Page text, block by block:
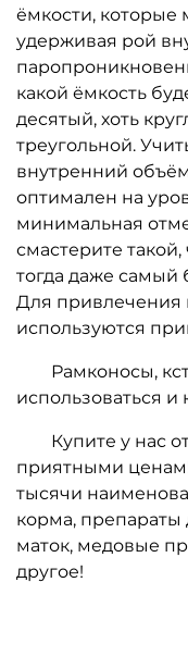
ёмкости, которые
удерживая рой
какой ёмкость
десятый, хоть
треугольной.
внутренний
оптимален на
минимальная
смастерите
тогда даже самый
Для привлечения
используются
Рамконосы,
использоваться и
Купите у нас
приятными
тысячи
корма, препараты
маток, медовые
другое!